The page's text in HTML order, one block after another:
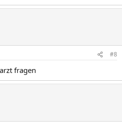
#8
fragen